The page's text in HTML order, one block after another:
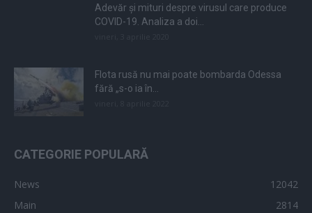
Adevăr și mituri despre virusul care produce
COVID-19. Analiza a doi...
Flota rusă nu mai poate bombarda Odessa
fără „s-o ia în...
CATEGORIE POPULARĂ
News
12042
Main
2814